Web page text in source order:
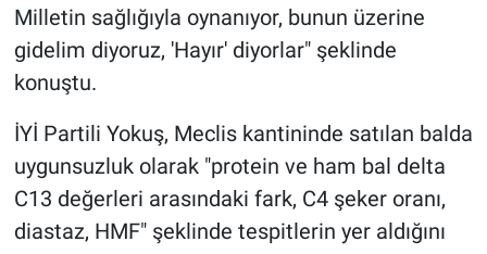
Milletin sağlığıyla oynanıyor, bunun üzerine
gidelim diyoruz, 'Hayır' diyorlar" şeklinde
konuştu.
İYİ Partili Yokuş, Meclis kantininde satılan balda
uygunsuzluk olarak "protein ve ham bal delta
C13 değerleri arasındaki fark, C4 şeker oranı,
diastaz, HMF" şeklinde tespitlerin yer aldığını